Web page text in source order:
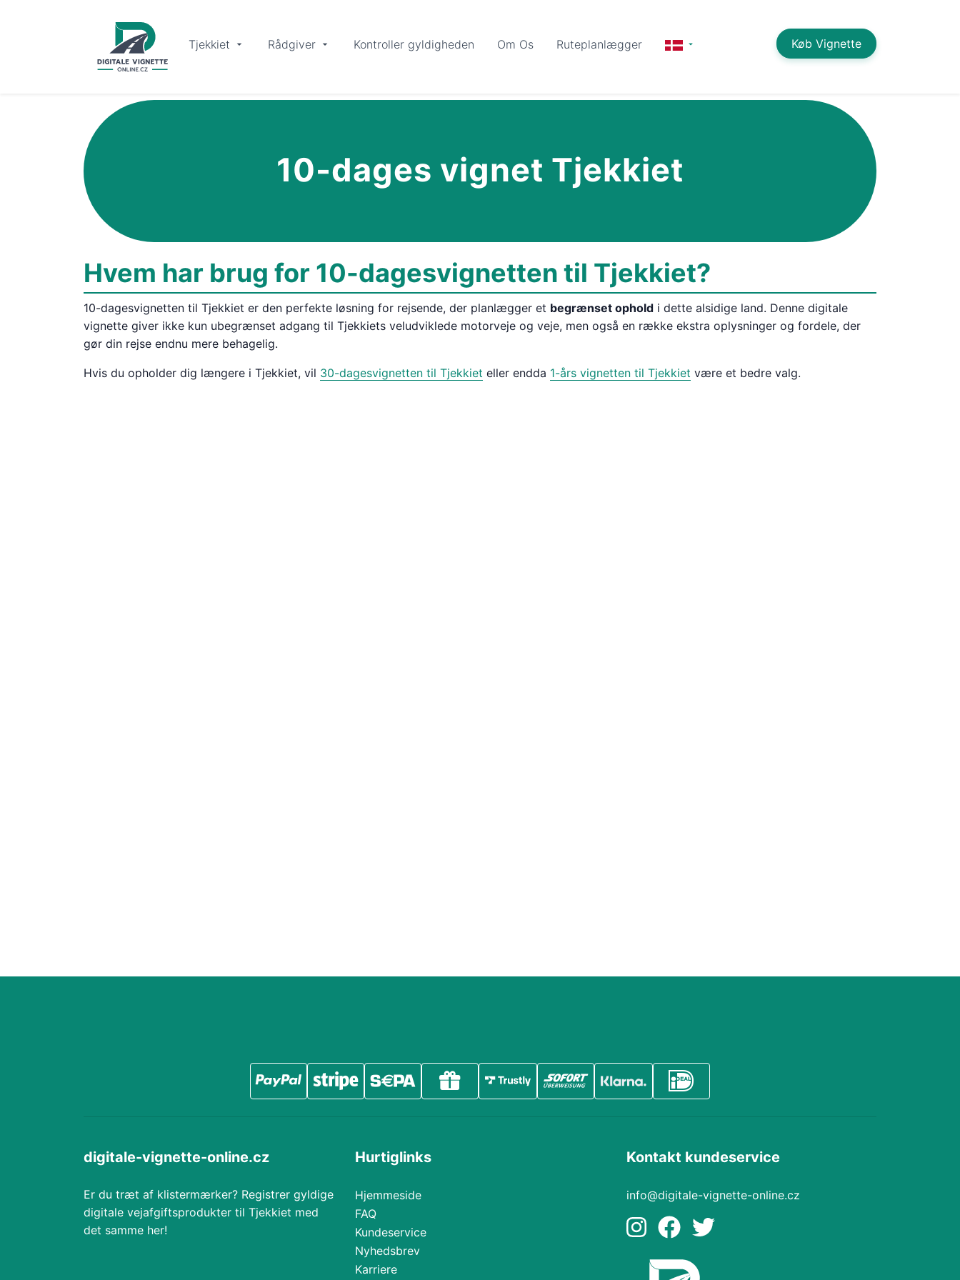
Tjekkiet Køb Vignette
Rådgiver Kontroller gyldigheden Om Os Ruteplanlægger
10-dages vignet Tjekkiet
Hvem har brug for 10-dagesvignetten til Tjekkiet?
10-dagesvignetten til Tjekkiet er den perfekte løsning for rejsende, der planlægger et begrænset ophold i dette alsidige land. Denne digitale
vignette giver ikke kun ubegrænset adgang til Tjekkiets veludviklede motorveje og veje, men også en række ekstra oplysninger og fordele, der
gør din rejse endnu mere behagelig.
Hvis du opholder dig længere i Tjekkiet, vil 30-dagesvignetten til Tjekkiet eller endda 1-års vignetten til Tjekkiet være et bedre valg.
digitale-vignette-online.cz
Er du træt af klistermærker? Registrer gyldige
digitale vejafgiftsprodukter til Tjekkiet med
det samme her!
Hurtiglinks
Hjemmeside
FAQ
Kundeservice
Nyhedsbrev
Karriere
Kontakt kundeservice
info@digitale-vignette-online.cz